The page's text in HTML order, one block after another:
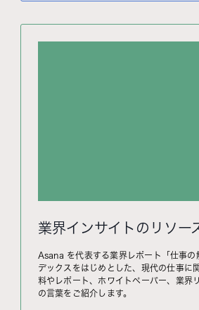
業界インサイトのリソー
Asana を代表する業界レポート「仕事の
デックスをはじめとした、現代の仕事に
料やレポート、ホワイトペーパー、業界
の言葉をご紹介します。